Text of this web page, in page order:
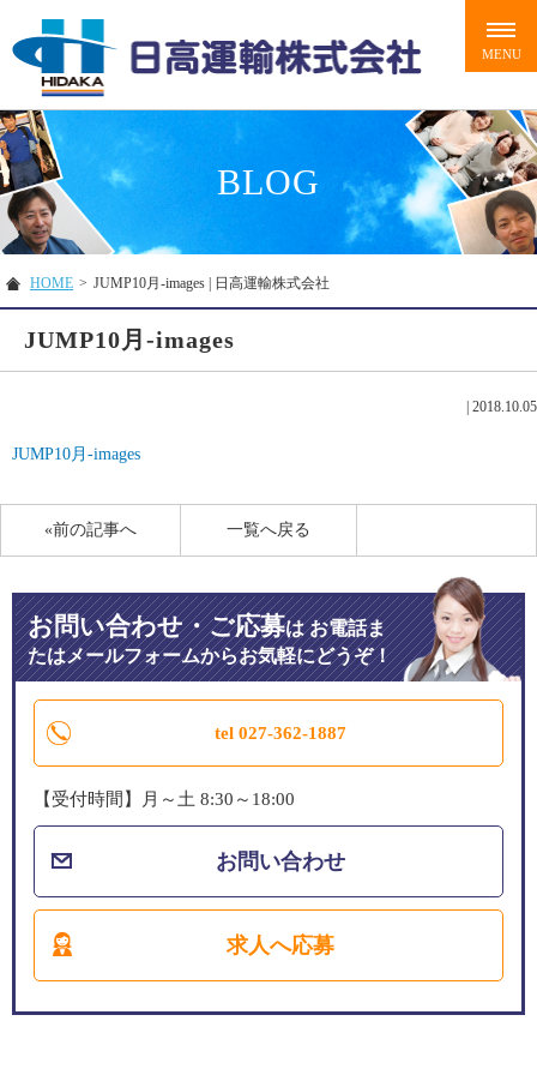
BLOG
HOME > JUMP10月-images | 日高運輸株式会社
JUMP10月-images
| 2018.10.05
JUMP10月-images
«前の記事へ 一覧へ戻る
お問い合わせ・ご応募はお電話ま
たはメールフォームからお気軽にどうぞ！
tel 027-362-1887
【受付時間】月～土 8:30～18:00
お問い合わせ
求人へ応募